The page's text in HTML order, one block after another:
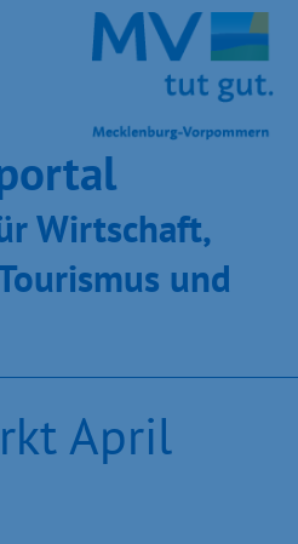
Wirt­schaft,
und
April